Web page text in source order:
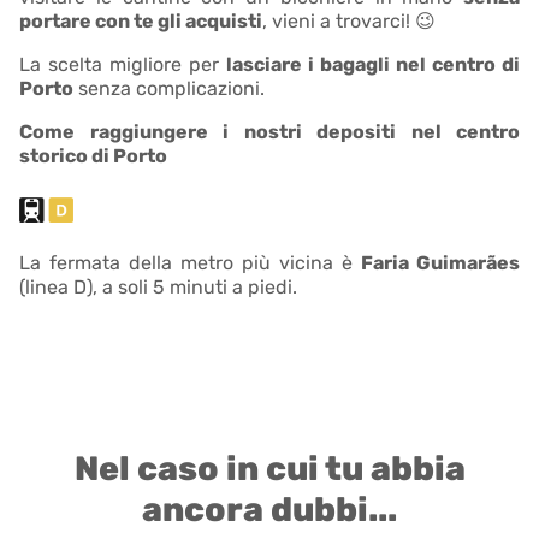
portare con te gli acquisti, vieni a trovarci! 😉
La scelta migliore per lasciare i bagagli nel centro di
Porto senza complicazioni.
Come raggiungere i nostri depositi nel centro
storico di Porto
La fermata della metro più vicina è Faria Guimarães
(linea D), a soli 5 minuti a piedi.
Nel caso in cui tu abbia
ancora dubbi...